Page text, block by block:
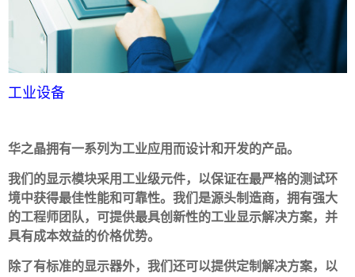
工业设备
华之晶拥有一系列为工业应用而设计和开发的产品。
我们的显示模块采用工业级元件，以保证在最严格的测试环
境中获得最佳性能和可靠性。我们是源头制造商，拥有强大
的工程师团队，可提供最具创新性的工业显示解决方案，并
具有成本效益的价格优势。
除了有标准的显示器外，我们还可以提供定制解决方案，以